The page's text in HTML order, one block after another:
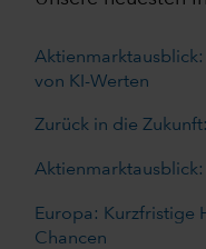
von KI-Werten
Zurück in die
Europa: Kurzfristige
Chancen